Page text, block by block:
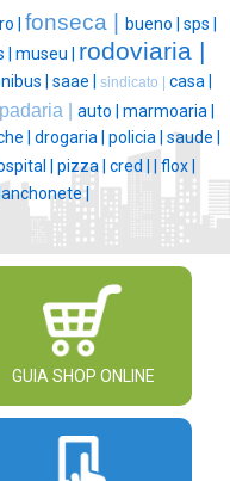
| fonseca | bueno | sps |
museu | rodoviaria |
| saae | sindicato | casa |
padaria | auto | marmoaria |
| drogaria | policia | saude |
| pizza | cred |
flox |
lanchonete |
GUIA SHOP ONLINE